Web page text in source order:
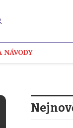
NÁVODY